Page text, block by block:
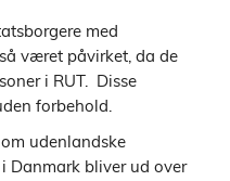
med
været påvirket, da de
i RUT. Disse
forbehold.
udenlandske
Danmark bliver ud over